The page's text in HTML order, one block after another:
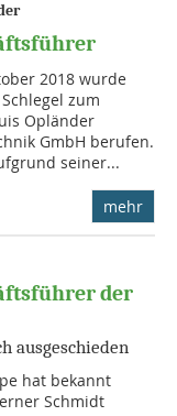
2018 wurde
zum
Opländer
GmbH berufen.
seiner...
mehr
der
ausgeschieden
hat bekannt
Schmidt 